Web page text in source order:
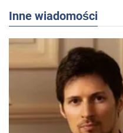
Inne wiadomości